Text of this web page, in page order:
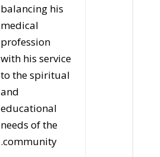
balancing his
medical
profession
with his service
to the spiritual
and
educational
needs of the
community.